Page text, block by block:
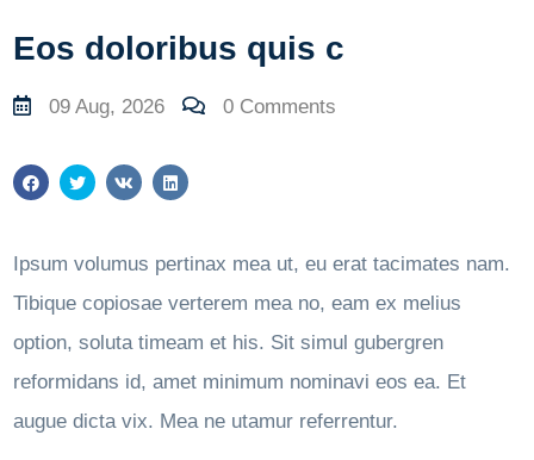
Eos doloribus quis c
09 Aug, 2026 0 Comments
Ipsum volumus pertinax mea ut, eu erat tacimates nam.
Tibique copiosae verterem mea no, eam ex melius
option, soluta timeam et his. Sit simul gubergren
reformidans id, amet minimum nominavi eos ea. Et
augue dicta vix. Mea ne utamur referrentur.